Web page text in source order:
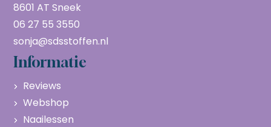
8601 AT Sneek
06 27 55 3550
sonja@sdsstoffen.nl
Informatie
Reviews
Webshop
Naailessen